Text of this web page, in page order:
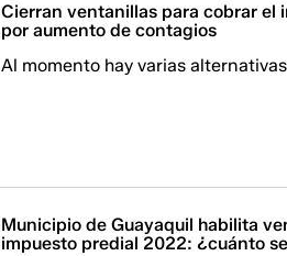
Cierran ventanillas para cobrar el
por aumento de contagios
Al momento hay varias
Municipio de Guayaquil habilita
impuesto predial 2022: ¿cuánto